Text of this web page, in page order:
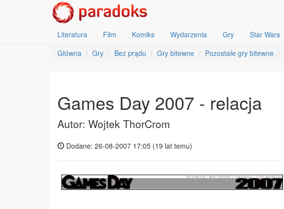
Literatura Film Komiks Wydarzenia Gry Star Wars
Główna
Gry Bez prądu Gry bitewne Pozostałe gry bitewne
Games Day 2007 - relacja
Autor: Wojtek ThorCrom
Dodane: 26-08-2007 17:05 (19 lat temu)